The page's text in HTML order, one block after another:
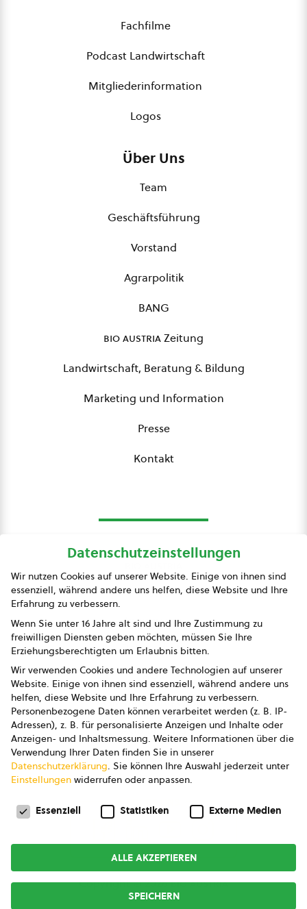
Fachfilme
Podcast Landwirtschaft
Mitgliederinformation
Logos
Über Uns
Team
Geschäftsführung
Vorstand
Agrarpolitik
BANG
bio austriaZeitung
Landwirtschaft, Beratung & Bildung
Marketing und Information
Presse
Kontakt
Presse
Impressum
Datenschutz
AGB
AGB Marketing GmbH
AGB Bildung
Newsletter
Copyright © 2026bio austria
Datenschutzeinstellungen
Wir nutzen Cookies auf unserer Website. Einige von ihnen sind
essenziell, während andere uns helfen, diese Website und Ihre
Erfahrung zu verbessern.
Wenn Sie unter 16 Jahre alt sind und Ihre Zustimmung zu
freiwilligen Diensten geben möchten, müssen Sie Ihre
Erziehungsberechtigten um Erlaubnis bitten.
Wir verwenden Cookies und andere Technologien auf unserer
Website. Einige von ihnen sind essenziell, während andere uns
helfen, diese Website und Ihre Erfahrung zu verbessern.
Personenbezogene Daten können verarbeitet werden (z. B. IP-
Adressen), z. B. für personalisierte Anzeigen und Inhalte oder
Anzeigen- und Inhaltsmessung. Weitere Informationen über die
Verwendung Ihrer Daten finden Sie in unserer
Datenschutzerklärung. Sie können Ihre Auswahl jederzeit unter
Einstellungen widerrufen oder anpassen.
Datenschutzeinstellungen
Essenziell Statistiken Externe Medien
ALLE AKZEPTIEREN
SPEICHERN